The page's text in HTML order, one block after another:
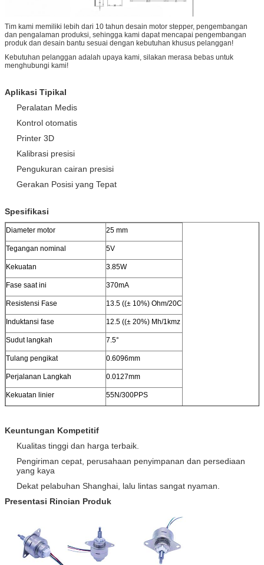
Tim kami memiliki lebih dari 10 tahun desain motor stepper, pengembangan
dan pengalaman produksi, sehingga kami dapat mencapai pengembangan
produk dan desain bantu sesuai dengan kebutuhan khusus pelanggan!
Kebutuhan pelanggan adalah upaya kami, silakan merasa bebas untuk
menghubungi kami!
Aplikasi Tipikal
Peralatan Medis
Kontrol otomatis
Printer 3D
Kalibrasi presisi
Pengukuran cairan presisi
Gerakan Posisi yang Tepat
Spesifikasi
Diameter motor 25 mm
Tegangan nominal 5V
Kekuatan 3.85W
Fase saat ini 370mA
Resistensi Fase 13.5 ((± 10%) Ohm/20C
Induktansi fase 12.5 ((± 20%) Mh/1kmz
Sudut langkah 7.5°
Tulang pengikat 0.6096mm
Perjalanan Langkah 0.0127mm
Kekuatan linier 55N/300PPS
Resistensi Isolasi
Kelas Isolasi B
Jangkauan suhu operasi -20~+55°C
Jangkauan suhu penyimpanan -40~+100°C
Massa 50 g
Keuntungan Kompetitif
Kualitas tinggi dan harga terbaik.
Pengiriman cepat, perusahaan penyimpanan dan persediaan
yang kaya
Dekat pelabuhan Shanghai, lalu lintas sangat nyaman.
Presentasi Rincian Produk